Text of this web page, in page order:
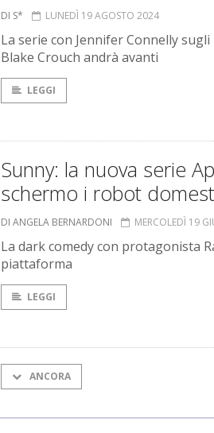
DI S* LUNEDÌ 19 AGOSTO 2024
La serie con Jennifer Connelly
Blake Crouch andrà avanti
LEGGI
Sunny: la nuova serie
schermo i robot
DI ANGELA BERNARDONI MERCOLEDÌ 19
La dark comedy con protagonista
piattaforma
LEGGI
ANCORA